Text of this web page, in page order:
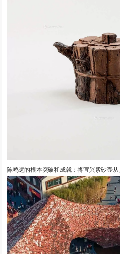
陈鸣远的根本突破和成就：将宜兴紫砂壶